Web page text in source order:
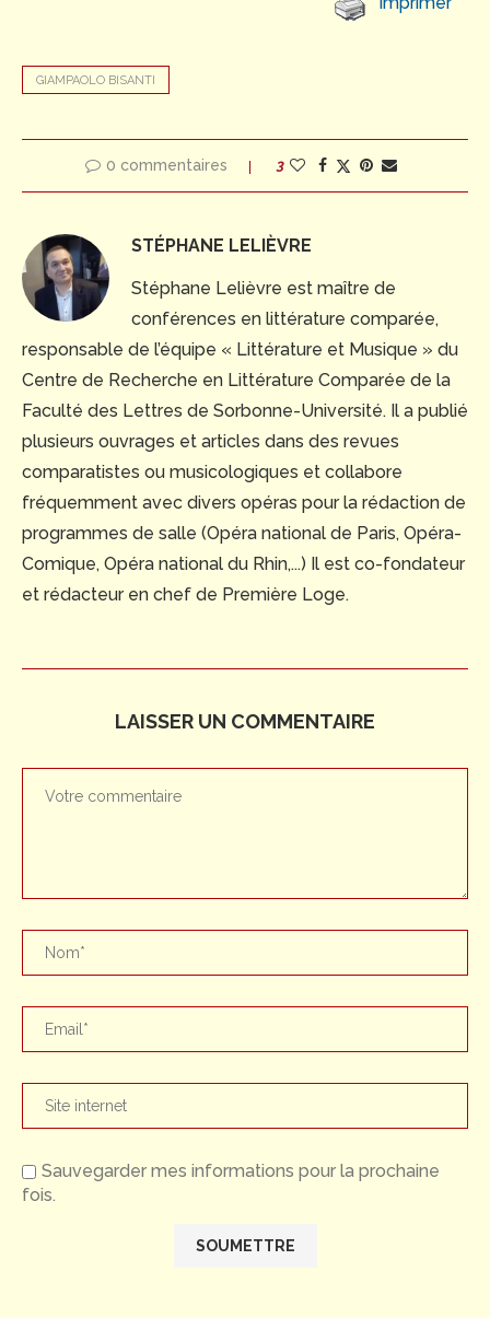
GIAMPAOLO BISANTI
0 commentaires 3
STÉPHANE LELIÈVRE
Stéphane Lelièvre est maître de
conférences en littérature comparée,
responsable de l’équipe « Littérature et Musique » du
Centre de Recherche en Littérature Comparée de la
Faculté des Lettres de Sorbonne-Université. Il a publié
plusieurs ouvrages et articles dans des revues
comparatistes ou musicologiques et collabore
fréquemment avec divers opéras pour la rédaction de
programmes de salle (Opéra national de Paris, Opéra-
Comique, Opéra national du Rhin,...) Il est co-fondateur
et rédacteur en chef de Première Loge.
LAISSER UN COMMENTAIRE
Sauvegarder mes informations pour la prochaine
fois.